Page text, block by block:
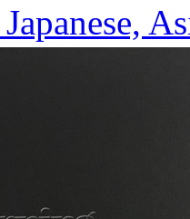
Japanese,